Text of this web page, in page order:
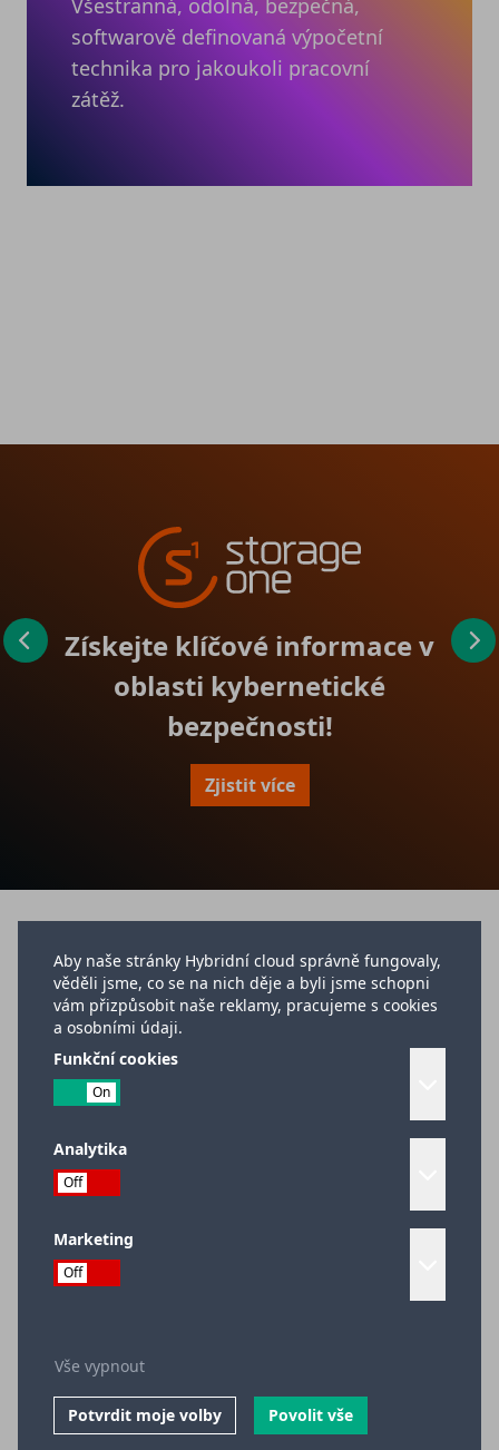
Všestranná, odolná, bezpečná,
softwarově definovaná výpočetní
technika pro jakoukoli pracovní
zátěž.
Získejte klíčové informace v
oblasti kybernetické
bezpečnosti!
Zjistit více
HPE FlexOffers
Aby naše stránky Hybridní cloud správně fungovaly,
věděli jsme, co se na nich děje a byli jsme schopni
vám přizpůsobit naše reklamy, pracujeme s cookies
a osobními údaji.
Funkční cookies
Analytika
Marketing
Vše vypnout
Potvrdit moje volby Povolit vše